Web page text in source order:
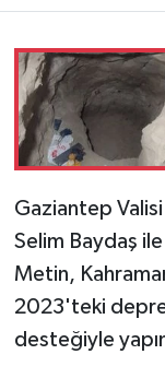
Gaziantep
Selim Baydaş
Metin,
2023'teki
desteğiyle
Teknoloji
Türkiye
Video
Yaşam
Yeme-İçme